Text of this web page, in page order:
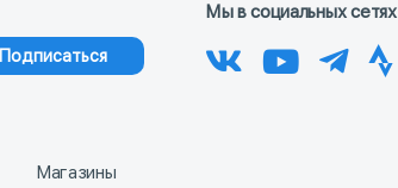
Подписаться
Мы в социальных сетях
Магазины